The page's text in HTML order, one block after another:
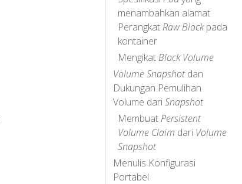
menambahkan alamat
PerangkatRaw Blockpada
kontainer
MengikatBlock Volume
Volume Snapshotdan
Dukungan Pemulihan
Volume dariSnapshot
MembuatPersistent
Volume Claim dari Volume
Snapshot
Menulis Konfigurasi
Portabel